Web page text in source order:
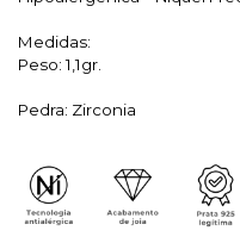
Medidas:
Peso: 1,1gr.
Pedra: Zirconia